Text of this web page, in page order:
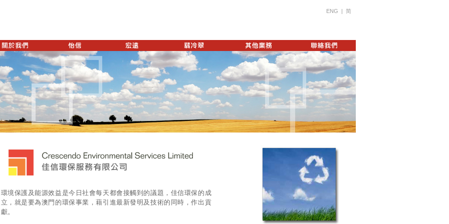
ENG | 简
環境保護及能源效益是今日社會每天都會接觸到的議題，佳信環保的成
立，就是要為澳門的環保事業，藉引進最新發明及技術的同時，作出貢
獻。